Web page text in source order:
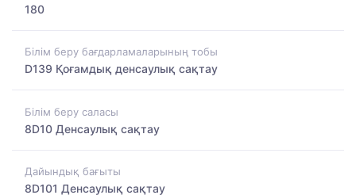
180
Білім беру бағдарламаларының тобы
D139 Қоғамдық денсаулық сақтау
Білім беру саласы
8D10 Денсаулық сақтау
Дайындық бағыты
8D101 Денсаулық сақтау